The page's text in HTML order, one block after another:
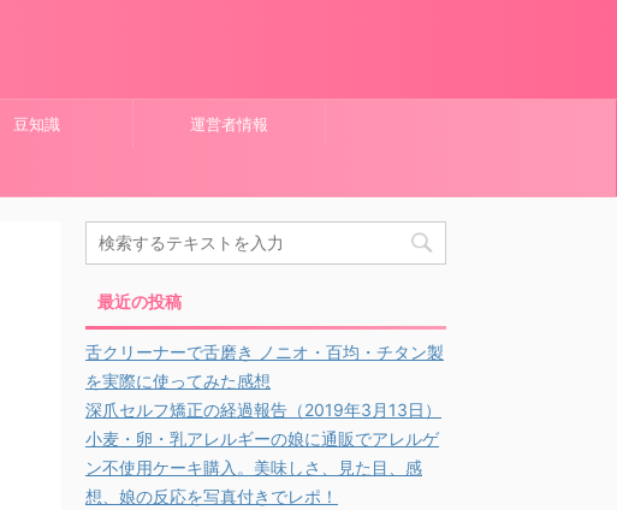
豆知識 運営者情報
最近の投稿
舌クリーナーで舌磨き ノニオ・百均・チタン製
を実際に使ってみた感想
深爪セルフ矯正の経過報告（2019年3月13日）
小麦・卵・乳アレルギーの娘に通販でアレルゲ
ン不使用ケーキ購入。美味しさ、見た目、感
想、娘の反応を写真付きでレポ！